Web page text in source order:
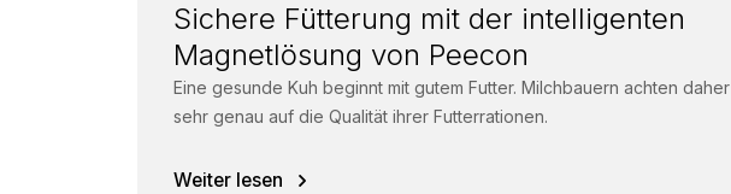
Sichere Fütterung mit der intelligenten
Magnetlösung von Peecon
Eine gesunde Kuh beginnt mit gutem Futter. Milchbauern achten daher
sehr genau auf die Qualität ihrer Futterrationen.
Weiter lesen